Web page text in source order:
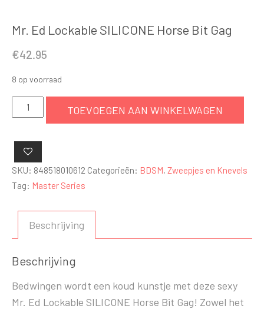
Mr. Ed Lockable SILICONE Horse Bit Gag
€42.95
8 op voorraad
Ed
SILICONE
Horse
Bit
aantal
TOEVOEGEN AAN WINKELWAGEN
SKU: 848518010612 Categorieën: BDSM, Zweepjes en Knevels
Tag: Master Series
Beschrijving
Beschrijving
Bedwingen wordt een koud kunstje met deze sexy
Mr. Ed Lockable SILICONE Horse Bit Gag! Zowel het